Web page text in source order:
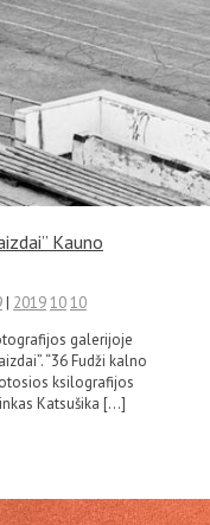
Kauno
| 20191010
galerijoje
“36 Fudži kalno
ksilografijos
Katsušika […]